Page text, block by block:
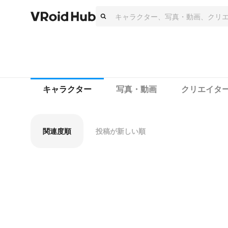
キャラクター 写真・動画 クリエイタ
関連度順 投稿が新しい順